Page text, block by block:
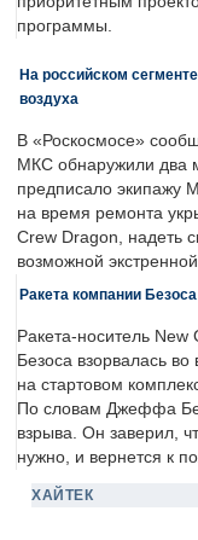
программы.
На российском
воздуха
В «Роскосмосе»
МКС обнаружили два
предписало экипажу
на время ремонта
Crew Dragon, надеть
возможной
Ракета компании
Ракета-носитель
Безоса взорвалась
на стартовом
По словам Джеффа
взрыва. Он заверил,
нужно, и вернется к
ХАЙТЕК